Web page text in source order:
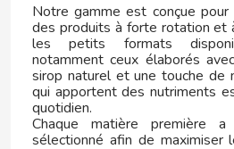
COMO KOMO
CONGUITOS
CONTROL
Notre gamme est conçue pour
des produits à forte rotation et
les petits formats
notamment ceux élaborés
sirop naturel et une touche de
qui apportent des nutriments
quotidien.
Chaque matière première
sélectionné afin de maximiser